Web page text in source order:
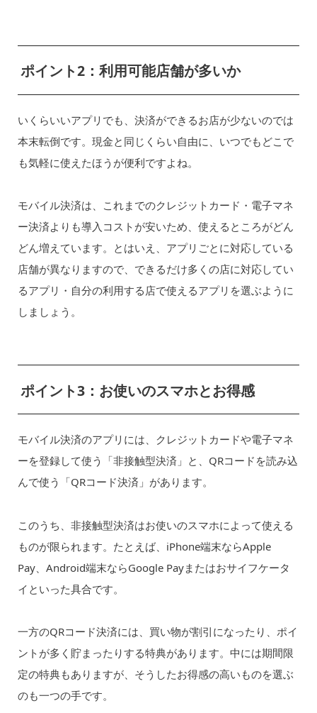
ポイント2：利用可能店舗が多いか
いくらいいアプリでも、決済ができるお店が少ないのでは
本末転倒です。現金と同じくらい自由に、いつでもどこで
も気軽に使えたほうが便利ですよね。
モバイル決済は、これまでのクレジットカード・電子マネ
ー決済よりも導入コストが安いため、使えるところがどん
どん増えています。とはいえ、アプリごとに対応している
店舗が異なりますので、できるだけ多くの店に対応してい
るアプリ・自分の利用する店で使えるアプリを選ぶように
しましょう。
ポイント3：お使いのスマホとお得感
モバイル決済のアプリには、クレジットカードや電子マネ
ーを登録して使う「非接触型決済」と、QRコードを読み込
んで使う「QRコード決済」があります。
このうち、非接触型決済はお使いのスマホによって使える
ものが限られます。たとえば、iPhone端末ならApple
Pay、Android端末ならGoogle Payまたはおサイフケータ
イといった具合です。
一方のQRコード決済には、買い物が割引になったり、ポイ
ントが多く貯まったりする特典があります。中には期間限
定の特典もありますが、そうしたお得感の高いものを選ぶ
のも一つの手です。